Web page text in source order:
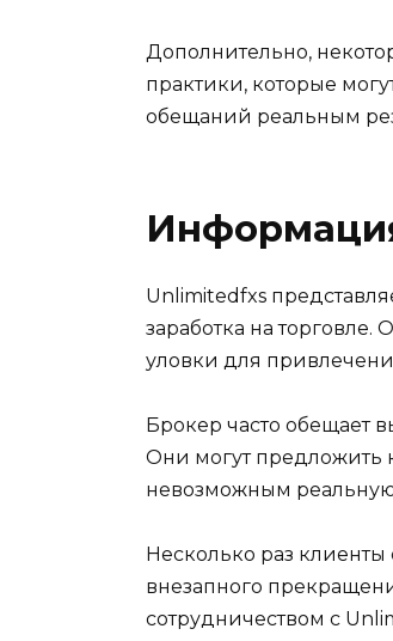
Дополнительно,
практики, которые
обещаний реальным
Unlimitedfxs
заработка на
уловки для
Брокер часто обещает
Они могут предложить
невозможным
Несколько раз
внезапного
сотрудничеством с